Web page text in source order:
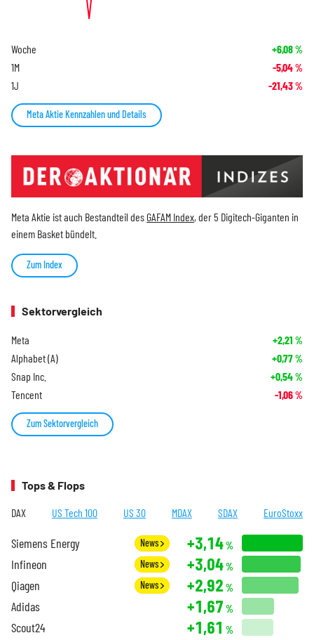
Woche +6,08%
1M -5,04%
1J -21,43%
Meta Aktie Kennzahlen und Details
Meta Aktie ist auch Bestandteil desGAFAM Index, der 5 Digitech-Giganten in
einem Basket bündelt.
Zum Index
Sektorvergleich
Meta +2,21 %
Alphabet (A) +0,77%
Snap Inc. +0,54%
Tencent -1,06%
Zum Sektorvergleich
Tops & Flops
DAX US Tech 100 US 30 MDAX SDAX EuroStoxx
Siemens Energy News +3,14%
Infineon News +3,04%
Qiagen News +2,92 %
Adidas +1,67 %
Scout24 +1,61 %